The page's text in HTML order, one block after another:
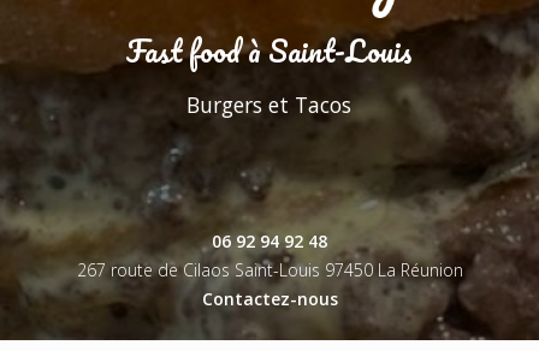
Fast food à Saint-Louis
Burgers et Tacos
06 92 94 92 48
267 route de Cilaos Saint-Louis 97450 La Réunion
Contactez-nous